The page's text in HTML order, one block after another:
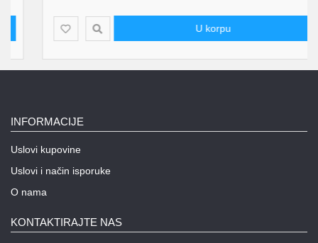
U korpu
INFORMACIJE
Uslovi kupovine
Uslovi i način isporuke
O nama
KONTAKTIRAJTE NAS